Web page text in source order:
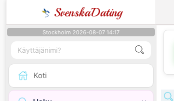
SvenskaDating
Stockholm 2026-08-07 14:17
Koti